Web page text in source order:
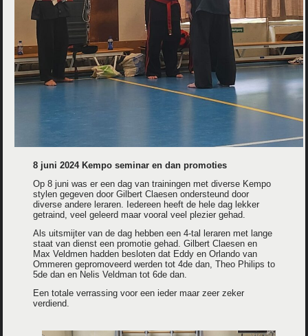
8 juni 2024 Kempo seminar en dan promoties
Op 8 juni was er een dag van trainingen met diverse Kempo
stylen gegeven door Gilbert Claesen ondersteund door
diverse andere leraren. Iedereen heeft de hele dag lekker
getraind, veel geleerd maar vooral veel plezier gehad.
Als uitsmijter van de dag hebben een 4-tal leraren met lange
staat van dienst een promotie gehad. Gilbert Claesen en
Max Veldmen hadden besloten dat Eddy en Orlando van
Ommeren gepromoveerd werden tot 4de dan, Theo Philips to
5de dan en Nelis Veldman tot 6de dan.
Een totale verrassing voor een ieder maar zeer zeker
verdiend.